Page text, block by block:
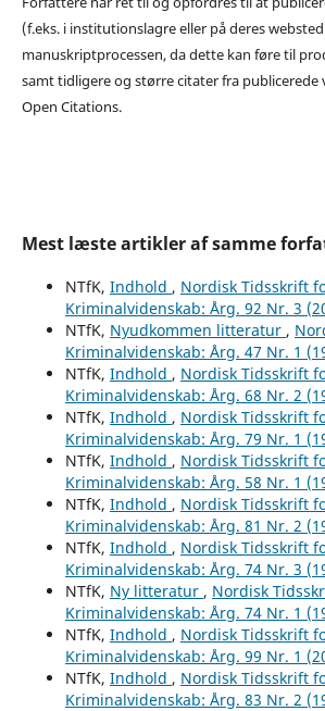
(f.eks. i institutionslagre eller på deres
manuskriptprocessen, da dette kan føre til
samt tidligere og større citater fra
Open Citations.
Mest læste artikler af samme
NTfK, Indhold , Nordisk Tidsskrift
Kriminalvidenskab: Årg. 92 Nr. 3
NTfK, Nyudkommen litteratur ,
Kriminalvidenskab: Årg. 47 Nr. 1
NTfK, Indhold , Nordisk Tidsskrift
Kriminalvidenskab: Årg. 68 Nr. 2
NTfK, Indhold , Nordisk Tidsskrift
Kriminalvidenskab: Årg. 79 Nr. 1
NTfK, Indhold , Nordisk Tidsskrift
Kriminalvidenskab: Årg. 58 Nr. 1
NTfK, Indhold , Nordisk Tidsskrift
Kriminalvidenskab: Årg. 81 Nr. 2
NTfK, Indhold , Nordisk Tidsskrift
Kriminalvidenskab: Årg. 74 Nr. 3
NTfK, Ny litteratur , Nordisk
Kriminalvidenskab: Årg. 74 Nr. 1
NTfK, Indhold , Nordisk Tidsskrift
Kriminalvidenskab: Årg. 99 Nr. 1
NTfK, Indhold , Nordisk Tidsskrift
Kriminalvidenskab: Årg. 83 Nr. 2